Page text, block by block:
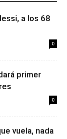
a los 68
0
primer
0
vuela, nada